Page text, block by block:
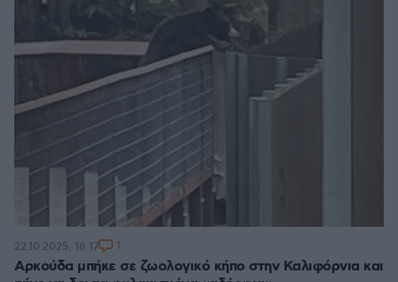
Αρκούδα μπήκε σε ζωολογικό κήπο στην Καλιφόρνια και
22.10.2025, 18:17 1